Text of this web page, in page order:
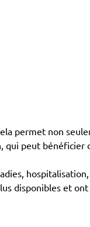
permet non
qui peut
disponibles et